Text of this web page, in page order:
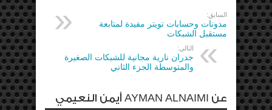
السابق:
مدونات وحسابات تويتر مفيدة لمتابعة
مستقبل الشبكات
التالي:
جدران نارية مجانية للشبكات الصغيرة
والمتوسطة الجزء الثاني
عن AYMAN ALNAIMI أيمن النعيمي